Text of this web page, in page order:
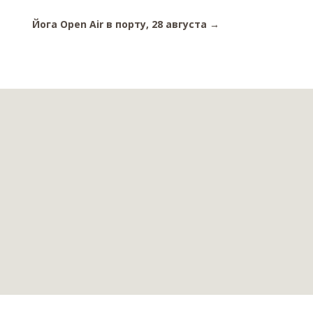
Йога Open Air в порту, 28 августа →